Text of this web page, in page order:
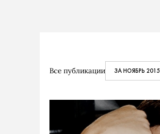
Все публикации ЗА НОЯБРЬ 2015